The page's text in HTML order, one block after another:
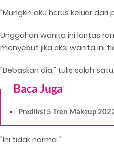
"Mungkin aku harus keluar
Unggahan wanita ini lantas
menyebut jika aksi wanita ini
"Bebaskan dia," tulis salah
Baca Juga
Prediksi 5 Tren Makeup
"Ini tidak normal."